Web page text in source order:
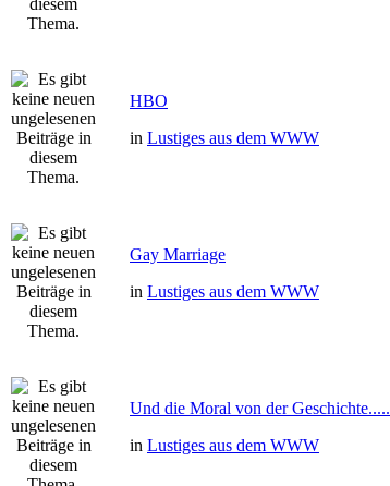
HBO
in Lustiges aus dem WWW
Gay Marriage
in Lustiges aus dem WWW
Und die Moral von der Geschichte.....
in Lustiges aus dem WWW